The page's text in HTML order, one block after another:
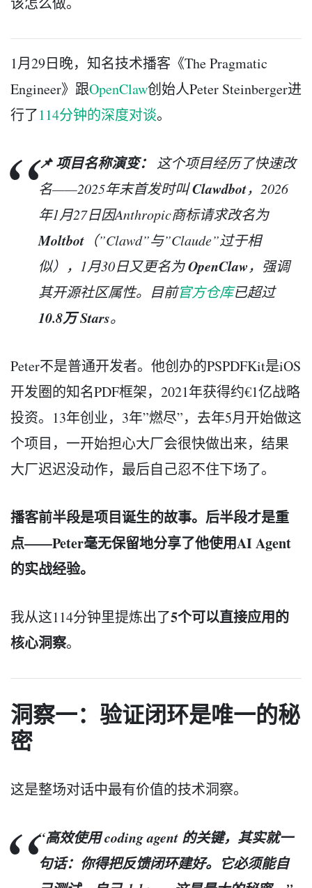
1月29日晚，知名技术播客《The Pragmatic
Engineer》跟OpenClaw创始人Peter Steinberger进
行了114分钟的深度对谈。
📌 项目名称演变：
这个项目经历了快速改
名——2025年末首发时叫Clawdbot，2026
年1月27日因Anthropic商标请求改名为
Moltbot （”Clawd”与”Claude”过于相
似），1月30日又更名为OpenClaw，强调
其开源社区属性。目前官方仓库已超过
10.8万 Stars。
Peter不是普通开发者。他创办的PSPDFKit是iOS
开发圈的知名PDF框架，2021年获得约€1亿战略
投资。13年创业，3年”燃尽”，去年5月开始做这
个项目，一开始担心大厂会很快做出来，结果
大厂迟迟没动作，最后自己忍不住下场了。
播客前半段是项目诞生的故事。后半段才是重
点——Peter毫无保留地分享了他使用AI Agent
的实战经验。
我从这114分钟里提炼出了5个可以直接应用的
核心洞察。
洞察一：验证闭环是唯一的秘
密
这是整场对话中最有价值的技术洞察。
“高效使用 coding agent 的关键，其实就一
句话：你得把反馈闭环建好。它必须能自